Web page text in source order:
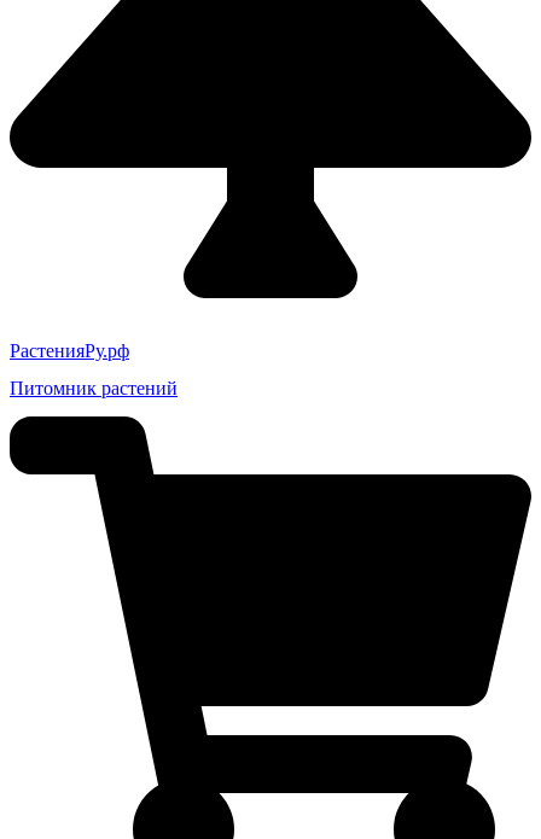
РастенияРу.рф
Питомник растений